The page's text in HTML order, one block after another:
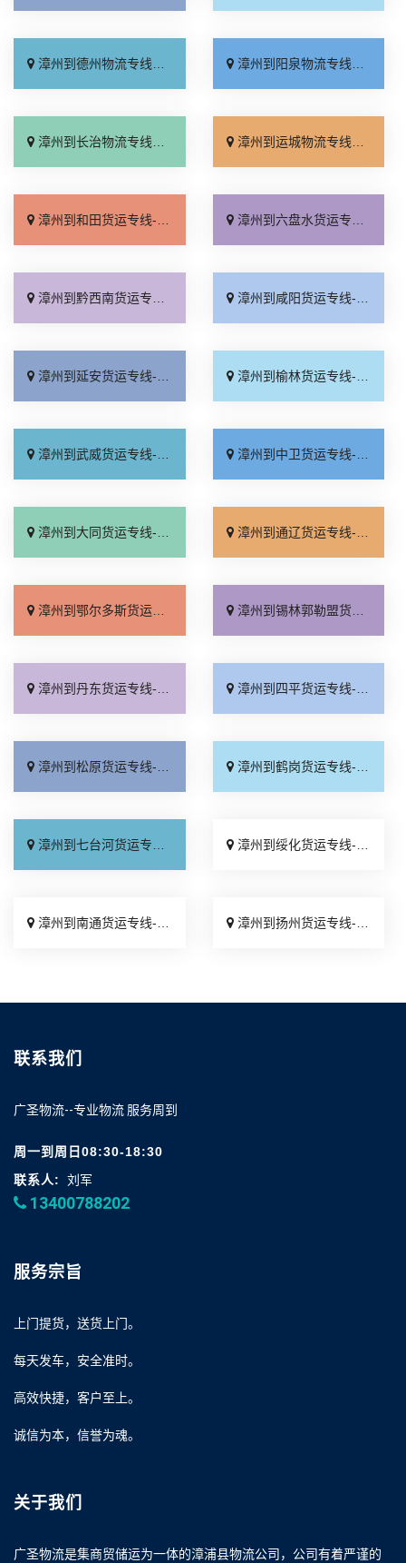
漳州到德州物流专线_直通专线「来电咨询」 漳州到阳泉物流专线_直达到站「无需中转」
漳州到长治物流专线_直发全境「快运有保障」 漳州到运城物流专线_运费多少「合同承运」
漳州到和田货运专线-漳州到和田物流公司_损坏理赔「专业调车」 漳州到六盘水货运专线-漳州到六盘水物流公司_诚信经营「全程定位」
漳州到黔西南货运专线-漳州到黔西南物流公司_全程直达「上门取件」 漳州到咸阳货运专线-漳州到咸阳物流公司_全程直达「门到门配送」
漳州到延安货运专线-漳州到延安物流公司_直达往返「一站直达」 漳州到榆林货运专线-漳州到榆林物流公司_直达不中转「省事省心」
漳州到武威货运专线-漳州到武威物流公司_价格透明「定点发车」 漳州到中卫货运专线-漳州到中卫物流公司_服务周到「要几天到」
漳州到大同货运专线-漳州到大同物流公司_每日发车「价位合理」 漳州到通辽货运专线-漳州到通辽物流公司_来电咨询「省事省心」
漳州到鄂尔多斯货运专线-漳州到鄂尔多斯物流公司_直达不中转「直发全境」 漳州到锡林郭勒盟货运专线-漳州到锡林郭勒盟物流公司_运保时效「来电咨询」
漳州到丹东货运专线-漳州到丹东物流公司_多少一吨「多年经验」 漳州到四平货运专线-漳州到四平物流公司_门到门配送「随叫随到」
漳州到松原货运专线-漳州到松原物流公司_直通专线「专线快运」 漳州到鹤岗货运专线-漳州到鹤岗物流公司_全程定位「高速快运」
漳州到七台河货运专线-漳州到七台河物流公司_直通专线「收费介绍」 漳州到绥化货运专线-漳州到绥化物流公司_限时必达「准时到货」
漳州到南通货运专线-漳州到南通物流公司_上门提货「保证时效」 漳州到扬州货运专线-漳州到扬州物流公司_专线直达「托运省心」
联系我们
广圣物流--专业物流 服务周到
周一到周日08:30-18:30
联系人:
刘军
13400788202
服务宗旨
上门提货，送货上门。
每天发车，安全准时。
高效快捷，客户至上。
诚信为本，信誉为魂。
关于我们
广圣物流是集商贸储运为一体的漳浦县物流公司，公司有着严谨的